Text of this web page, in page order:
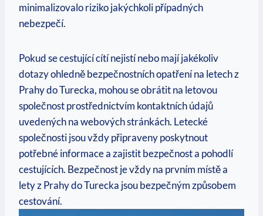
minimalizovalo riziko jakýchkoli případných
nebezpečí.
Pokud se cestující cítí nejistí nebo mají jakékoliv
dotazy ohledně bezpečnostních opatření na letech z
Prahy do Turecka, mohou se obrátit na letovou
společnost prostřednictvím kontaktních údajů
uvedených na webových stránkách. Letecké
společnosti jsou vždy připraveny poskytnout
potřebné informace a zajistit bezpečnost a pohodlí
cestujících. Bezpečnost je vždy na prvním místě a
lety z Prahy do Turecka jsou bezpečným způsobem
cestování.